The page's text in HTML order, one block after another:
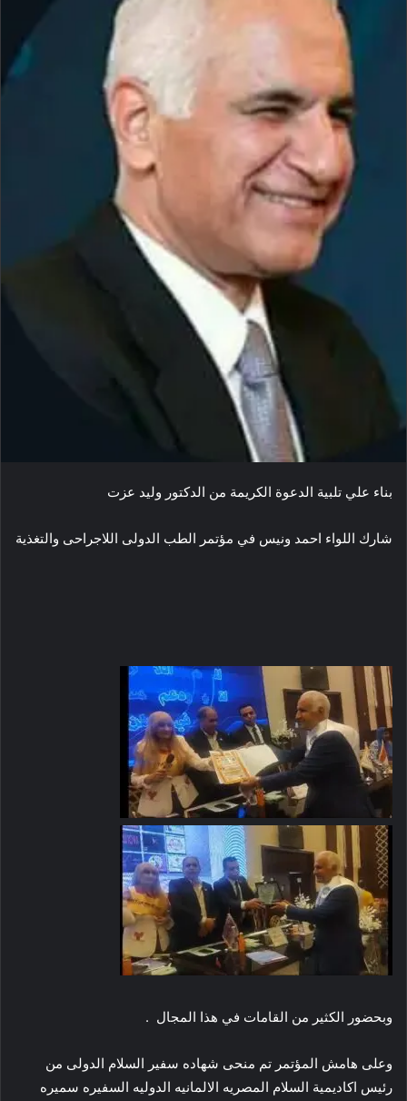
بناء علي تلبية الدعوة الكريمة من الدكتور وليد عزت
شارك اللواء احمد ونيس في مؤتمر الطب الدولى اللاجراحى والتغذية
وبحضور الكثير من القامات في هذا المجال .
وعلى هامش المؤتمر تم منحى شهاده سفير السلام الدولى من
رئيس اكاديمية السلام المصريه الالمانيه الدوليه السفيره سميره